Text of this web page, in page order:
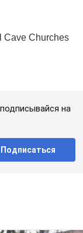
на
Подписаться